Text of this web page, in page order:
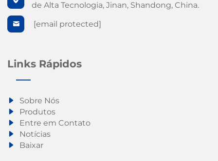
de Alta Tecnologia, Jinan, Shandong, China.
[email protected]
Links Rápidos
Sobre Nós
Produtos
Entre em Contato
Notícias
Baixar